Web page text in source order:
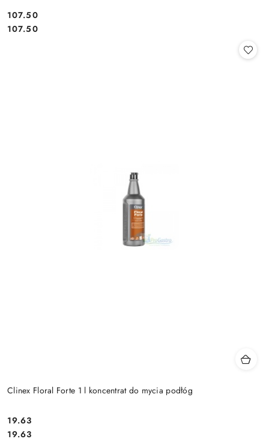
Cena:
107.50
Cena:
107.50
Clinex Floral Forte 1 l koncentrat do mycia podłóg
Cena:
19.63
Cena:
19.63